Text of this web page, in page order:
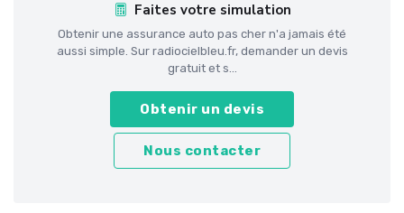
Faites votre simulation
Obtenir une assurance auto pas cher n'a jamais été
aussi simple. Sur radiocielbleu.fr, demander un devis
gratuit et s...
Obtenir un devis
Nous contacter